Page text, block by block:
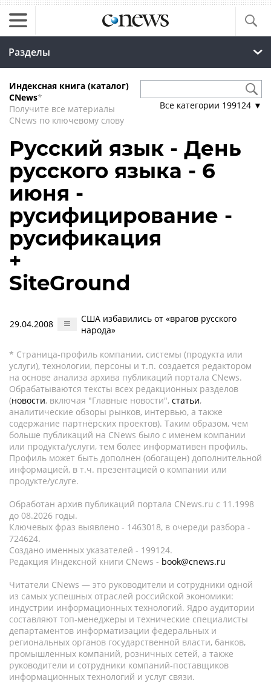
Разделы
Индексная книга (каталог)
CNews*
Получите все материалы
CNews по ключевому слову
Все категории 199124 ▼
Русский язык - День
русского языка - 6
июня -
русифицирование -
русификация
+
SiteGround
29.04.2008
США избавились от «врагов русского
народа»
* Страница-профиль компании, системы (продукта или
услуги), технологии, персоны и т.п. создается редактором
на основе анализа архива публикаций портала CNews.
Обрабатываются тексты всех редакционных разделов
(новости, включая "Главные новости", статьи,
аналитические обзоры рынков, интервью, а также
содержание партнёрских проектов). Таким образом, чем
больше публикаций на CNews было с именем компании
или продукта/услуги, тем более информативен профиль.
Профиль может быть дополнен (обогащен) дополнительной
информацией, в т.ч. презентацией о компании или
продукте/услуге.
Обработан архив публикаций портала CNews.ru c 11.1998
до 08.2026 годы.
Ключевых фраз выявлено - 1463018, в очереди разбора -
724624.
Создано именных указателей - 199124.
Редакция Индексной книги CNews - book@cnews.ru
Читатели CNews — это руководители и сотрудники одной
из самых успешных отраслей российской экономики:
индустрии информационных технологий. Ядро аудитории
составляют топ-менеджеры и технические специалисты
департаментов информатизации федеральных и
региональных органов государственной власти, банков,
промышленных компаний, розничных сетей, а также
руководители и сотрудники компаний-поставщиков
информационных технологий и услуг связи.